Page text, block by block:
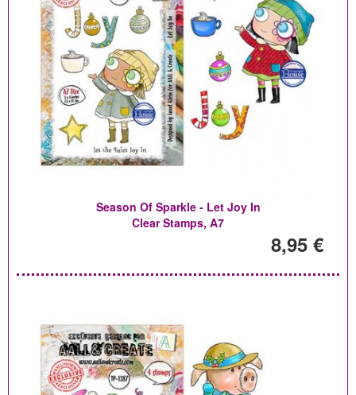
Season Of Sparkle - Let Joy In
Clear Stamps, A7
8,95 €